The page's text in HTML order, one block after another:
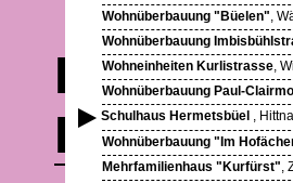
Wohnüberbauung "Büelen",
Wohnüberbauung
Wohneinheiten Kurlistrasse,
Wohnüberbauung Paul-
Schulhaus Hermetsbüel ,
Wohnüberbauung "Im
Mehrfamilienhaus "Kurfürst",
Einige